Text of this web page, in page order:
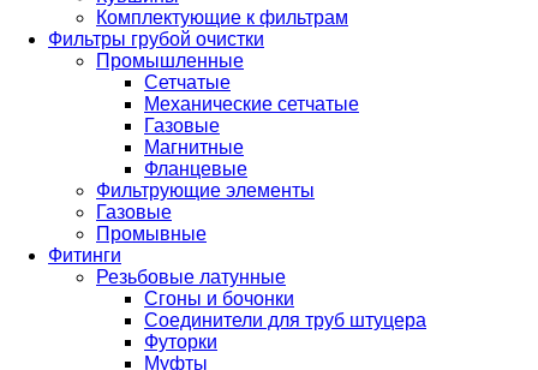
Комплектующие к фильтрам
Фильтры грубой очистки
Промышленные
Сетчатые
Механические сетчатые
Газовые
Магнитные
Фланцевые
Фильтрующие элементы
Газовые
Промывные
Фитинги
Резьбовые латунные
Сгоны и бочонки
Соединители для труб штуцера
Футорки
Муфты